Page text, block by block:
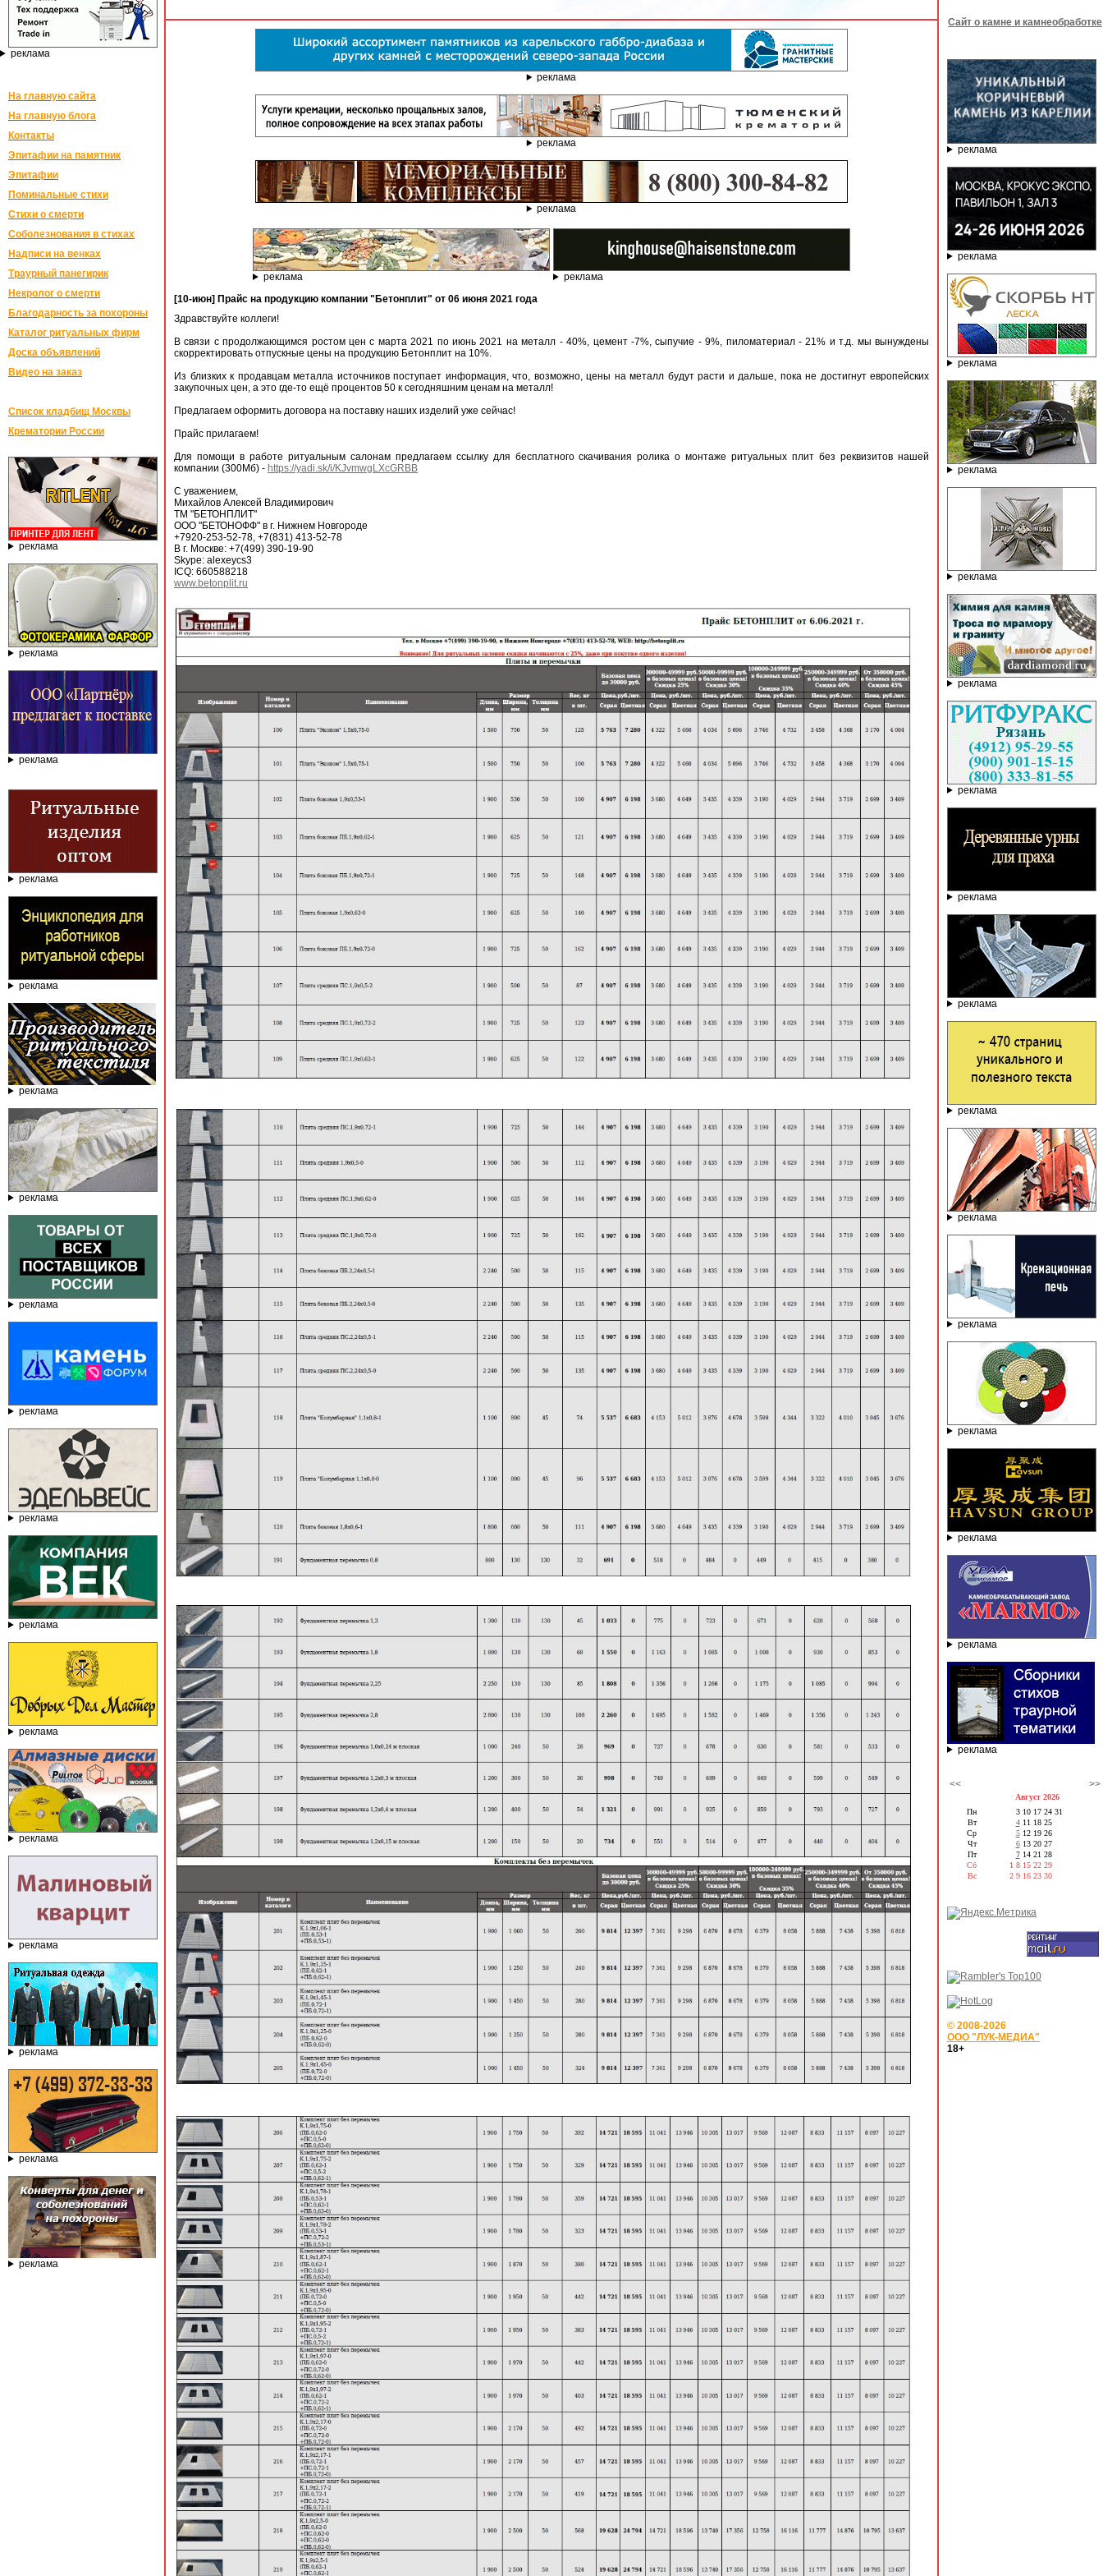
реклама
На главную сайта
На главную блога
Контакты
Эпитафии на памятник
Эпитафии
Поминальные стихи
Стихи о смерти
Соболезнования в стихах
Надписи на венках
Траурный панегирик
Некролог о смерти
Благодарность за похороны
Каталог ритуальных фирм
Доска объявлений
Видео на заказ
Список кладбищ Москвы
Крематории России
реклама
реклама
реклама
реклама
реклама
реклама
реклама
реклама
реклама
реклама
реклама
реклама
реклама
реклама
реклама
реклама
реклама
реклама
реклама
реклама
реклама
реклама
[10-июн] Прайс на продукцию компании "Бетонплит" от 06 июня 2021 года
Здравствуйте коллеги!
В связи с продолжающимся ростом цен с марта 2021 по июнь 2021 на металл - 40%, цемент -7%, сыпучие - 9%, пиломатериал - 21% и т.д. мы вынуждены
скорректировать отпускные цены на продукцию Бетонплит на 10%.
Из близких к продавцам металла источников поступает информация, что, возможно, цены на металл будут расти и дальше, пока не достигнут европейских
закупочных цен, а это где-то ещё процентов 50 к сегодняшним ценам на металл!
Предлагаем оформить договора на поставку наших изделий уже сейчас!
Прайс прилагаем!
Для помощи в работе ритуальным салонам предлагаем ссылку для бесплатного скачивания ролика о монтаже ритуальных плит без реквизитов нашей
компании (300Мб) - https://yadi.sk/i/KJvmwgLXcGRBB
С уважением,
Михайлов Алексей Владимирович
ТМ "БЕТОНПЛИТ"
ООО "БЕТОНОФФ" в г. Нижнем Новгороде
+7920-253-52-78, +7(831) 413-52-78
В г. Москве: +7(499) 390-19-90
Skype: alexeycs3
ICQ: 660588218
www.betonplit.ru
Сайт о камне и камнеобработке
реклама
реклама
реклама
реклама
реклама
реклама
реклама
реклама
реклама
реклама
реклама
реклама
реклама
реклама
реклама
реклама
<< >>
Август 2026
Пн
Вт
Ср
Чт
Пт
Сб
Вс
3 10 17 24 31
4 11 18 25
5 12 19 26
6 13 20 27
7 14 21 28
1 8 15 22 29
2 9 16 23 30
© 2008-2026
ООО "ЛУК-МЕДИА"
18+